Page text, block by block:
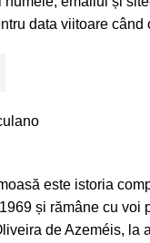
data viitoare când
este istoria
și rămâne cu voi
de Azeméis, la